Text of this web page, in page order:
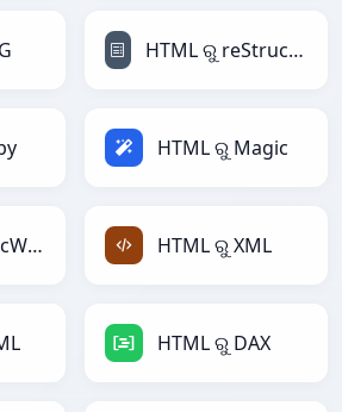
HTML ରୁ reStructuredText
HTML ରୁ Magic
HTML ରୁ TracWiki HTML ରୁ XML
HTML ରୁ DAX